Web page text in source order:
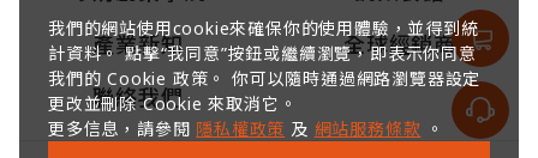
產業新知
全球經銷商
聯絡我們
我們的網站使用cookie來確保你的使用體驗，並得到統
計資料。 點擊“我同意”按鈕或繼續瀏覽，即表示你同意
我們的 Cookie 政策。 你可以隨時通過網路瀏覽器設定
更改並刪除 Cookie 來取消它。
更多信息，請參閱 隱私權政策 及 網站服務條款 。